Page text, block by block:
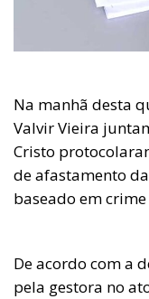
Na manhã desta
Valvir Vieira
Cristo
de afastamento
baseado em
De acordo com a
pela gestora no